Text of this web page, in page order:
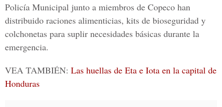
Policía Municipal junto a miembros de Copeco han
distribuido raciones alimenticias, kits de bioseguridad y
colchonetas para suplir necesidades básicas durante la
emergencia.
VEA TAMBIÉN: Las huellas de Eta e Iota en la capital de
Honduras